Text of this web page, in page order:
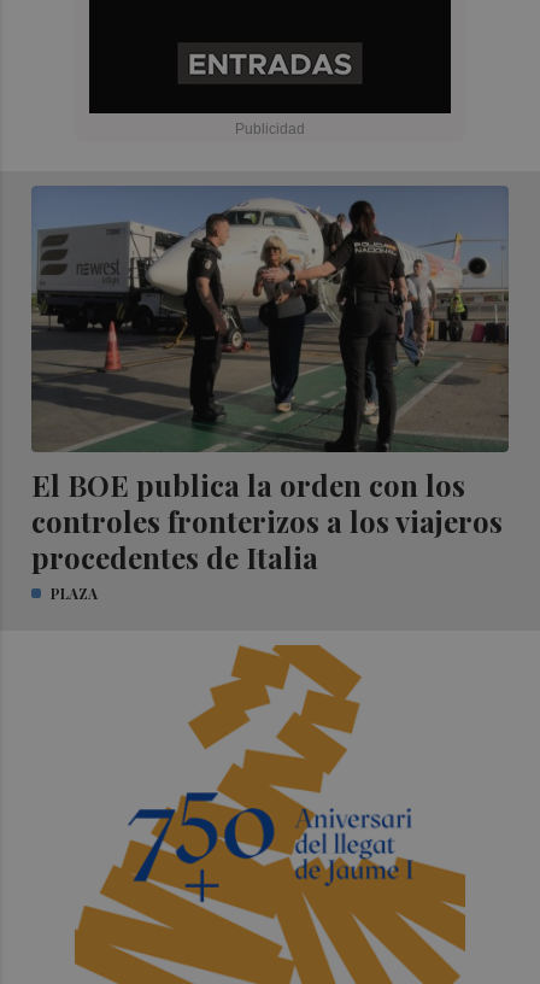
El BOE publica la orden con los
controles fronterizos a los viajeros
procedentes de Italia
PLAZA